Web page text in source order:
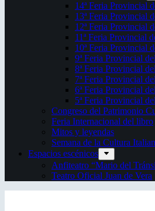
14ª Feria Provincial
13ª Feria Provincial
12ª Feria Provincial
11ª Feria Provincial
10ª Feria Provincial
9ª Feria Provincial
8ª Feria Provincial
7ª Feria Provincial
6ª Feria Provincial
5ª Feria Provincial
Congreso del Patrimonio
Feria Internacional del libro
Mitos y leyendas
Semana de la Cultura
Espacios escénicos
Anfiteatro “Mario del
Teatro Oficial Juan de Vera